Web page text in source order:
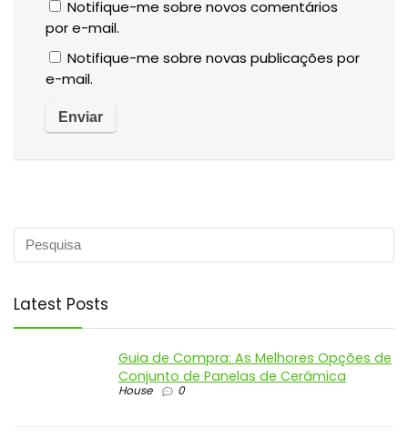
Notifique-me sobre novos comentários
por e-mail.
Notifique-me sobre novas publicações por
e-mail.
Latest Posts
Guia de Compra: As Melhores Opções de
Conjunto de Panelas de Cerâmica
House 0